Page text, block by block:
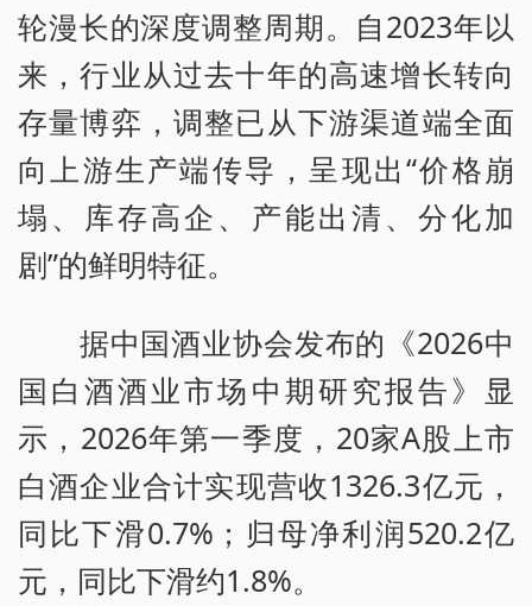
轮漫长的深度调整周期。自2023年以
来，行业从过去十年的高速增长转向
存量博弈，调整已从下游渠道端全面
向上游生产端传导，呈现出“价格崩
塌、库存高企、产能出清、分化加
剧”的鲜明特征。
据中国酒业协会发布的《2026中
国白酒酒业市场中期研究报告》显
示，2026年第一季度，20家A股上市
白酒企业合计实现营收1326.3亿元，
同比下滑0.7%；归母净利润520.2亿
元，同比下滑约1.8%。